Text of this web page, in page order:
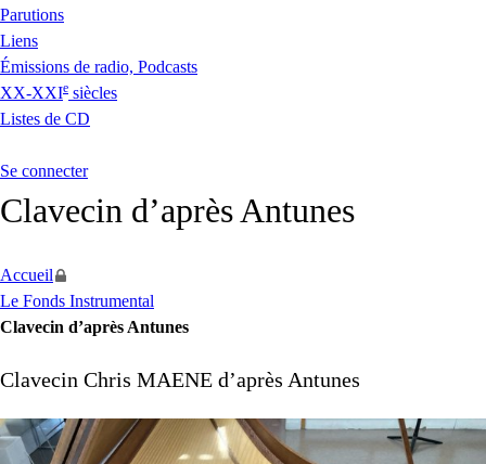
Parutions
Liens
Émissions de radio, Podcasts
XX-XXIe siècles
Listes de CD
Se connecter
Clavecin d’après Antunes
Accueil
Le Fonds Instrumental
Clavecin d’après Antunes
Clavecin Chris MAENE d’après Antunes